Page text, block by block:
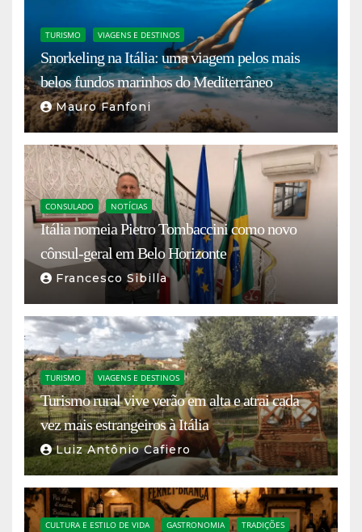
TURISMO VIAGENS E DESTINOS
Snorkeling na Itália: uma viagem pelos mais
belos fundos marinhos do Mediterrâneo
Mauro Fanfoni
CONSULADO NOTÍCIAS
Itália nomeia Pietro Tombaccini como novo
cônsul-geral em Belo Horizonte
Francesco Sibilla
TURISMO VIAGENS E DESTINOS
Turismo rural vive verão em alta e atrai cada
vez mais estrangeiros à Itália
Luiz Antônio Cafiero
CULTURA E ESTILO DE VIDA GASTRONOMIA TRADIÇÕES